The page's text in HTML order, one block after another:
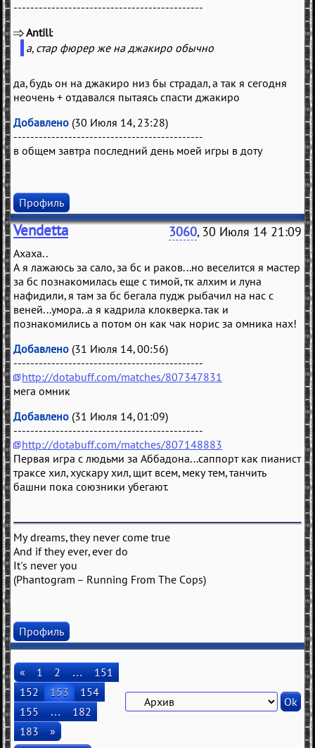
---------------------------------------------
Antill
а, стар фюрер же на джакиро обычно
да, будь он на джакиро низ бы страдал, а так я сегодня
неочень + отдавался пытаясь спасти джакиро
Добавлено (30 Июля 14, 23:28)
---------------------------------------------
в общем завтра последний день моей игры в доту
Профиль
Vendetta 3060, 30 Июля 14 21:09
Ахаха..
А я лажаюсь за сало, за бс и раков...но веселится я мастер
за бс познакомилась еще с тимой, тк алхим и луна
нафидили, я там за бс бегала пудж рыбачил на нас с
веней...умора..а я кадрила клокверка. так и
познакомились а потом он как чак норис за омника нах!
Добавлено (31 Июля 14, 00:56)
---------------------------------------------
http://dotabuff.com/matches/807347831
мега омник
Добавлено (31 Июля 14, 01:09)
---------------------------------------------
http://dotabuff.com/matches/807148883
Первая игра с людьми за Аббадона...саппорт как пианист
траксе хил, хускару хил, щит всем, меку тем, танчить
башни пока союзники убегают.
My dreams, they never come true
And if they ever, ever do
It's never you
(Phantogram – Running From The Cops)
Профиль
« 1 2 …
151
152
153
154
155
…
182
183
»